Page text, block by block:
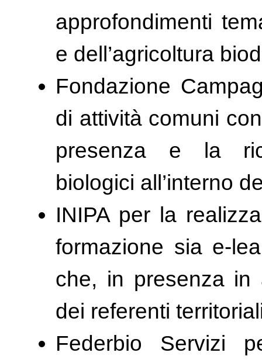
approfondimenti
e dell’agricoltura
Fondazione
di attività comuni
presenza e la
biologici all’interno
INIPA per la
formazione sia e-
che, in presenza in
dei referenti
Federbio Servizi